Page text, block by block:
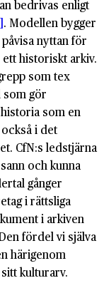
bedrivas enligt
. Modellen bygger
nyttan för
historiskt arkiv.
som tex
som gör
som en
i det
CfN:s ledstjärna
och kunna
gånger
i rättsliga
i arkiven
fördel vi själva
härigenom
kulturarv.